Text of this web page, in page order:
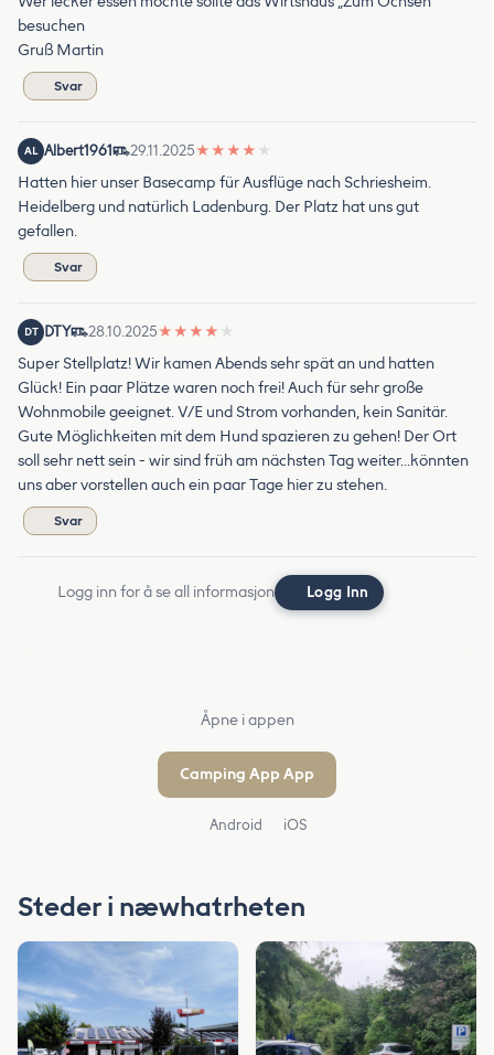
besuchen
Gruß Martin
Svar
AL Albert1961 29.11.2025★ ★ ★ ★ ★
Hatten hier unser Basecamp für Ausflüge nach Schriesheim.
Heidelberg und natürlich Ladenburg. Der Platz hat uns gut
gefallen.
Svar
DT DTY 28.10.2025★ ★ ★ ★ ★
Super Stellplatz! Wir kamen Abends sehr spät an und hatten
Glück! Ein paar Plätze waren noch frei! Auch für sehr große
Wohnmobile geeignet. V/E und Strom vorhanden, kein Sanitär.
Gute Möglichkeiten mit dem Hund spazieren zu gehen! Der Ort
soll sehr nett sein - wir sind früh am nächsten Tag weiter…könnten
uns aber vorstellen auch ein paar Tage hier zu stehen.
Svar
Logg inn for å se all informasjon Logg Inn
Åpne i appen
Camping App App
Android iOS
Steder i næwhatrheten